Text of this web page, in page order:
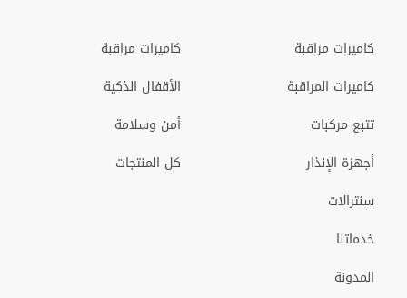
كاميرات مراقبة
كاميرات المراقبة
تتبع مركبات
أجهزة الإنذار
سنترالات
خدماتنا
المدونة
كاميرات مراقبة
الأقفال الذكية
أمن وسلامة
كل المنتجات